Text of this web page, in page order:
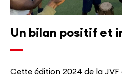
Un bilan positif et
Cette édition 2024 de la JVF